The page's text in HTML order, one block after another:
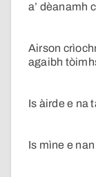
a’ dèanamh
Airson
agaibh
Is àirde e na
Is mìne e